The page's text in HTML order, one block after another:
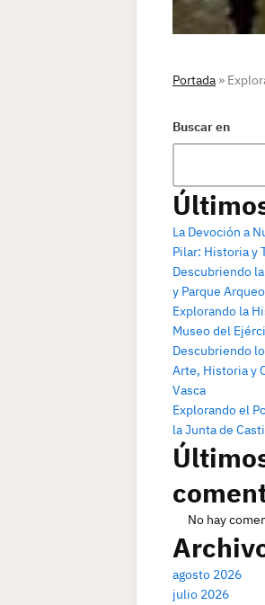
Portada »
Buscar en
La Devoción a
Pilar: Historia y
Descubriendo
y Parque
Explorando la
Museo del
Descubriendo
Arte, Historia y
Vasca
Explorando el
la Junta de
No hay
agosto 2026
julio 2026